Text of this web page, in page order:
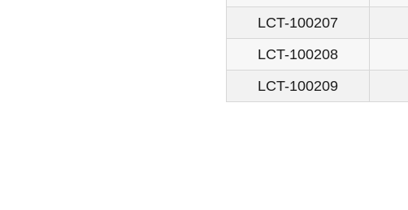
LCT-100207
LCT-100208
LCT-100209